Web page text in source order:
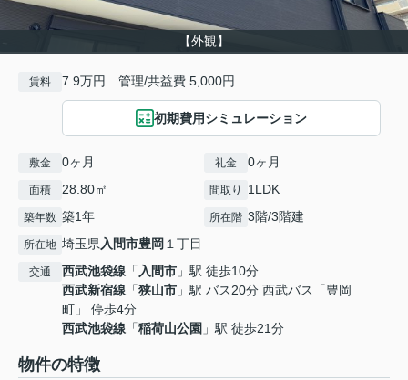
【外観】
賃料 7.9万円 管理/共益費 5,000円
初期費用シミュレーション
敷金 0ヶ月 礼金 0ヶ月
面積 28.80㎡ 間取り 1LDK
築年数 築1年 所在階 3階/3階建
所在地 埼玉県入間市豊岡 １丁目
交通 西武池袋線 「入間市 」駅 徒歩10分
西武新宿線 「狭山市 」駅 バス20分 西武バス「豊岡
町」 停歩4分
西武池袋線 「稲荷山公園 」駅 徒歩21分
物件の特徴